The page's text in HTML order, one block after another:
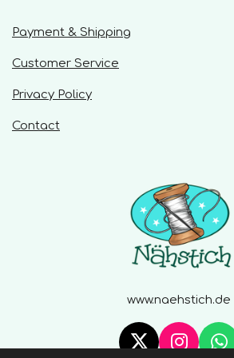
rPayment & Shipping
Customer Service
Privacy Policy
Contact
www.naehstich.de
X I W